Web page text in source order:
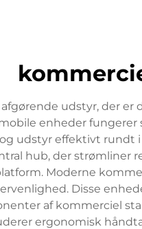
udstyr, der
enheder
udstyr effektivt rundt
hub, der
Moderne
Disse
af kommerciel
ergonomisk